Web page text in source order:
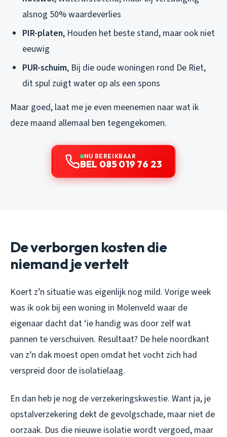
alsnog 50% waardeverlies
PIR-platen, Houden het beste stand, maar ook niet
eeuwig
PUR-schuim, Bij die oude woningen rond De Riet,
dit spul zuigt water op als een spons
Maar goed, laat me je even meenemen naar wat ik
deze maand allemaal ben tegengekomen.
NU BEREIKBAAR
BEL 085 019 76 23
De verborgen kosten die
niemand je vertelt
Koert z’n situatie was eigenlijk nog mild. Vorige week
was ik ook bij een woning in Molenveld waar de
eigenaar dacht dat ‘ie handig was door zelf wat
pannen te verschuiven. Resultaat? De hele noordkant
van z’n dak moest open omdat het vocht zich had
verspreid door de isolatielaag.
En dan heb je nog de verzekeringskwestie. Want ja, je
opstalverzekering dekt de gevolgschade, maar niet de
oorzaak. Dus die nieuwe isolatie wordt vergoed, maar